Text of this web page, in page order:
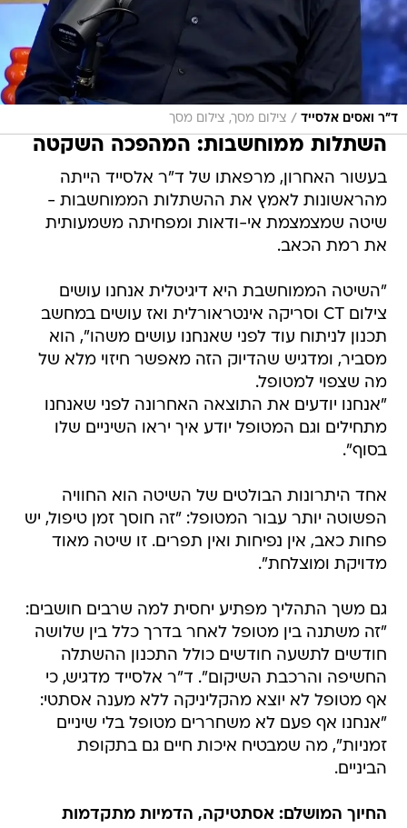
ד"ר ואסים אלסייד / צילום מסך, צילום מסך
השתלות ממוחשבות: המהפכה השקטה
בעשור האחרון, מרפאתו של ד"ר אלסייד הייתה
מהראשונות לאמץ את ההשתלות הממוחשבות -
שיטה שמצמצמת אי-ודאות ומפחיתה משמעותית
את רמת הכאב.
"השיטה הממוחשבת היא דיגיטלית אנחנו עושים
צילום CT וסריקה אינטראורלית ואז עושים במחשב
תכנון לניתוח עוד לפני שאנחנו עושים משהו", הוא
מסביר, ומדגיש שהדיוק הזה מאפשר חיזוי מלא של
מה שצפוי למטופל.
"אנחנו יודעים את התוצאה האחרונה לפני שאנחנו
מתחילים וגם המטופל יודע איך יראו השיניים שלו
בסוף".
אחד היתרונות הבולטים של השיטה הוא החוויה
הפשוטה יותר עבור המטופל: "זה חוסך זמן טיפול, יש
פחות כאב, אין נפיחות ואין תפרים. זו שיטה מאוד
מדויקת ומוצלחת".
גם משך התהליך מפתיע יחסית למה שרבים חושבים:
"זה משתנה בין מטופל לאחר בדרך כלל בין שלושה
חודשים לתשעה חודשים כולל התכנון ההשתלה
החשיפה והרכבת השיקום". ד"ר אלסייד מדגיש, כי
אף מטופל לא יוצא מהקליניקה ללא מענה אסתטי:
"אנחנו אף פעם לא משחררים מטופל בלי שיניים
זמניות", מה שמבטיח איכות חיים גם בתקופת
הביניים.
החיוך המושלם: אסתטיקה, הדמיות מתקדמות